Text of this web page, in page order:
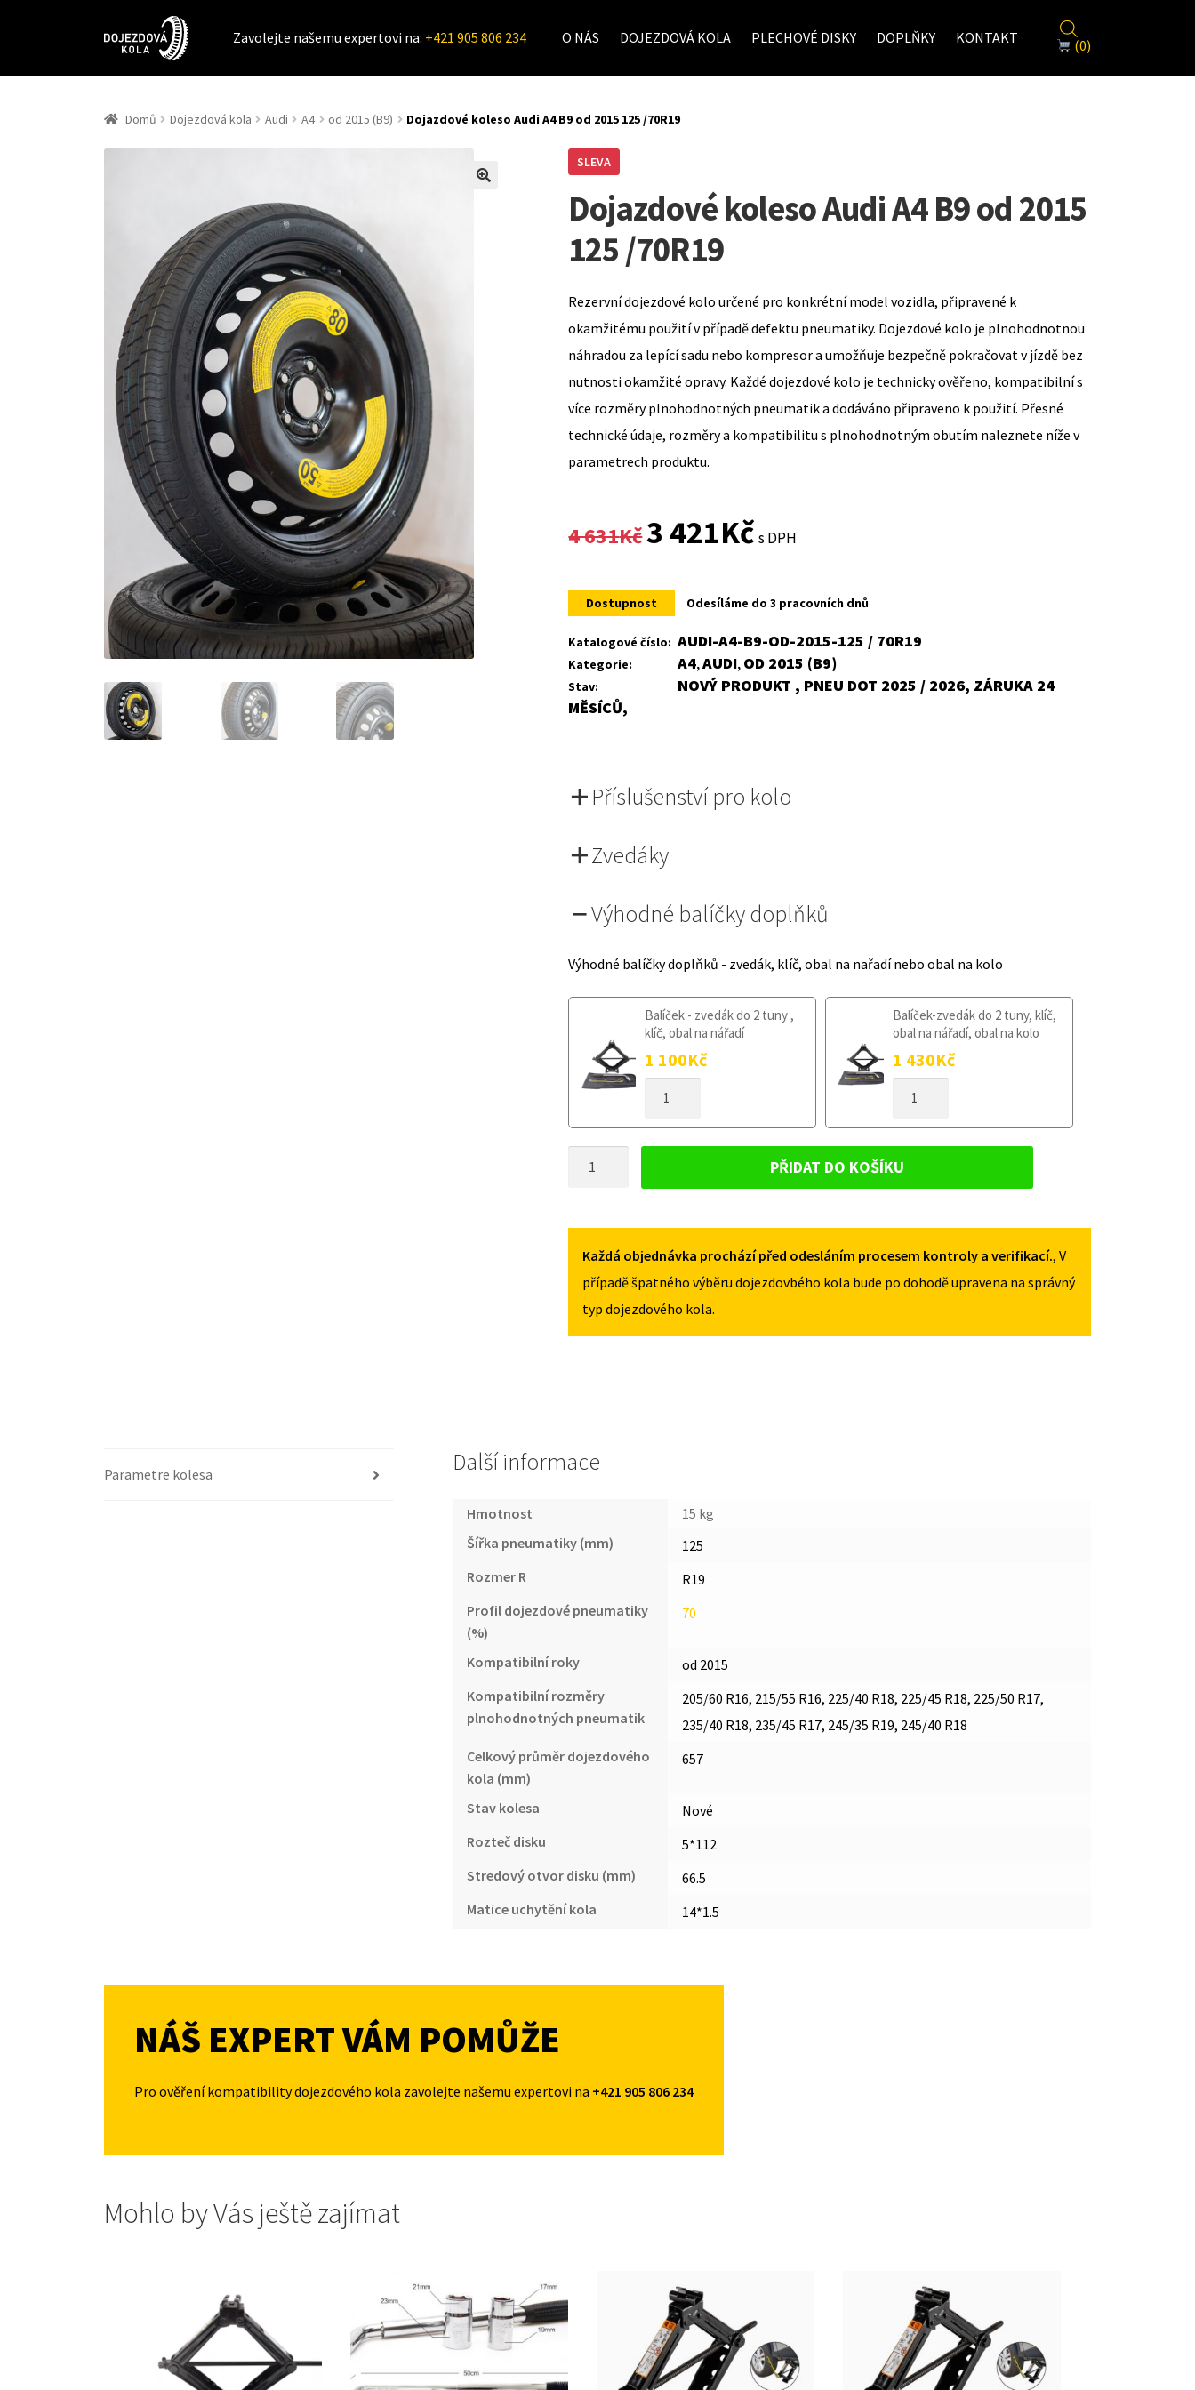
Zavolejte našemu expertovi na: +421 905 806 234 O NÁS DOJEZDOVÁ KOLA PLECHOVÉ DISKY DOPLŇKY KONTAKT (0)
Domů Dojezdová kola Audi A4 od 2015 (B9) Dojazdové koleso Audi A4 B9 od 2015 125 /70R19
SLEVA
Dojazdové koleso Audi A4 B9 od 2015
125 /70R19
Rezervní dojezdové kolo určené pro konkrétní model vozidla, připravené k
okamžitému použití v případě defektu pneumatiky. Dojezdové kolo je plnohodnotnou
náhradou za lepící sadu nebo kompresor a umožňuje bezpečně pokračovat v jízdě bez
nutnosti okamžité opravy. Každé dojezdové kolo je technicky ověřeno, kompatibilní s
více rozměry plnohodnotných pneumatik a dodáváno připraveno k použití. Přesné
technické údaje, rozměry a kompatibilitu s plnohodnotným obutím naleznete níže v
parametrech produktu.
4 631Kč
Original
was:
4
631Kč.
3 421KčCurrent
is:
3
421Kč.
s DPH
Dostupnost Odesíláme do 3 pracovních dnů
Katalogové číslo: AUDI-A4-B9-OD-2015-125 / 70R19
Kategorie: A4,AUDI, OD 2015 (B9)
Stav:
NOVÝ PRODUKT , PNEU DOT 2025 / 2026, ZÁRUKA 24
MĚSÍCŮ,
Příslušenství pro kolo
Zvedáky
Výhodné balíčky doplňků
Výhodné balíčky doplňků - zvedák, klíč, obal na nařadí nebo obal na kolo
Balíček - zvedák do 2 tuny ,
klíč, obal na nářadí
1 100Kč
KOLESO
2015
/70R19
MNOŽSTVÍ
Balíček-zvedák do 2 tuny, klíč,
obal na nářadí, obal na kolo
1 430Kč
KOLESO
B9
OD
2015
/70R19
MNOŽSTVÍ
2015
125
/70R19
PŘIDAT DO KOŠÍKU
Každá objednávka prochází před odesláním procesem kontroly a verifikací., V
případě špatného výběru dojezdovbého kola bude po dohodě upravena na správný
typ dojezdového kola.
Parametre kolesa Další informace
Hmotnost
15 kg
Šířka pneumatiky (mm)
125
Rozmer R
R19
Profil dojezdové pneumatiky
(%)
70
Kompatibilní roky
od 2015
Kompatibilní rozměry
plnohodnotných pneumatik
205/60 R16, 215/55 R16, 225/40 R18, 225/45 R18, 225/50 R17,
235/40 R18, 235/45 R17, 245/35 R19, 245/40 R18
Celkový průměr dojezdového
kola (mm)
657
Stav kolesa
Nové
Rozteč disku
5*112
Stredový otvor disku (mm)
66.5
Matice uchytění kola
14*1.5
NÁŠ EXPERT VÁM POMŮŽE
Pro ověření kompatibility dojezdového kola zavolejte našemu expertovi na +421 905 806 234
Mohlo by Vás ještě zajímat